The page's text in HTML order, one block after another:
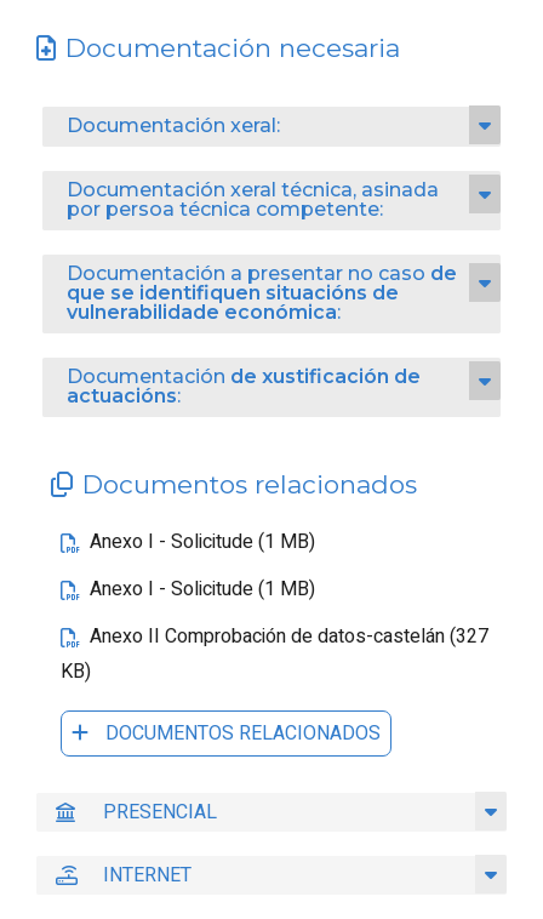
Documentación necesaria
Documentación xeral:
Documentación xeral técnica, asinada
por persoa técnica competente:
Documentación a presentar no caso de
que se identifiquen situacións de
vulnerabilidade económica:
Documentación de xustificación de
actuacións:
Documentos relacionados
Anexo I - Solicitude (1 MB)
Anexo I - Solicitude (1 MB)
Anexo II Comprobación de datos-castelán (327
KB)
DOCUMENTOS RELACIONADOS
PRESENCIAL
INTERNET